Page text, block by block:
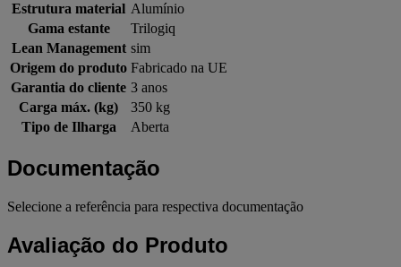
Estrutura material Alumínio
Gama estante
Trilogiq
Lean Management sim
Origem do produto Fabricado na UE
Garantia do cliente 3 anos
Carga máx. (kg)
350 kg
Tipo de Ilharga
Aberta
Documentação
Selecione a referência para respectiva documentação
Avaliação do Produto